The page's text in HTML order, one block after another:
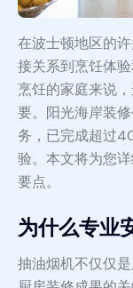
在波士顿地区的
接关系到烹饪体
烹饪的家庭来说
要。阳光海岸装
务，已完成超过
验。本文将为您
要点。
为什么专业
抽油烟机不仅仅